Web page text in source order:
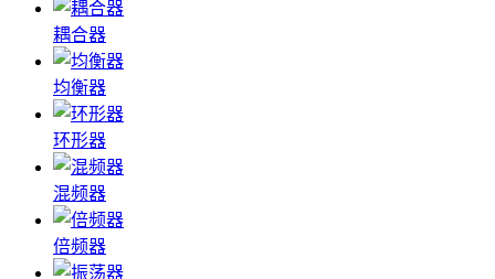
耦合器
均衡器
环形器
混频器
倍频器